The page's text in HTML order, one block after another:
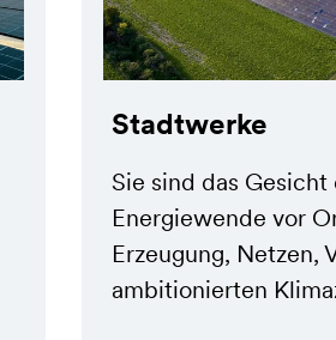
Stadtwerke
Sie sind das Gesicht
Energiewende vor
Erzeugung, Netzen,
ambitionierten